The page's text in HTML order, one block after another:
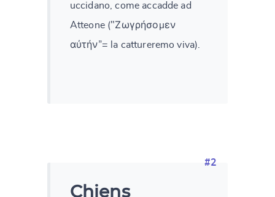
uccidano, come accadde ad
Atteone ("Ζωγρήσομεν
αὐτήν”= la cattureremo viva).
#2
Chiens